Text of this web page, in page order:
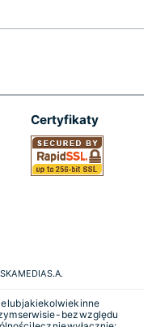
Certyfikaty
MEDIA S.A.
lub jakiekolwiek inne
serwisie - bez względu